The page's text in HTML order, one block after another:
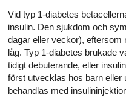
Vid typ 1-diabetes
insulin. Den sjukdom och
dagar eller veckor), eftersom
låg. Typ 1-diabetes brukade
tidigt debuterande, eller
först utvecklas hos barn eller
behandlas med